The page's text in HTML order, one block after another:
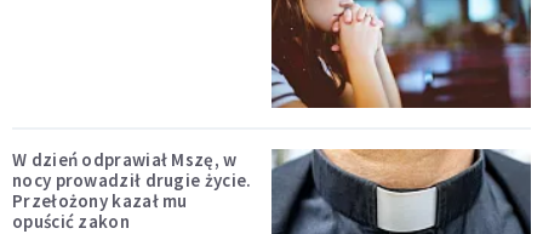
W dzień odprawiał Mszę, w
nocy prowadził drugie życie.
Przełożony kazał mu
opuścić zakon